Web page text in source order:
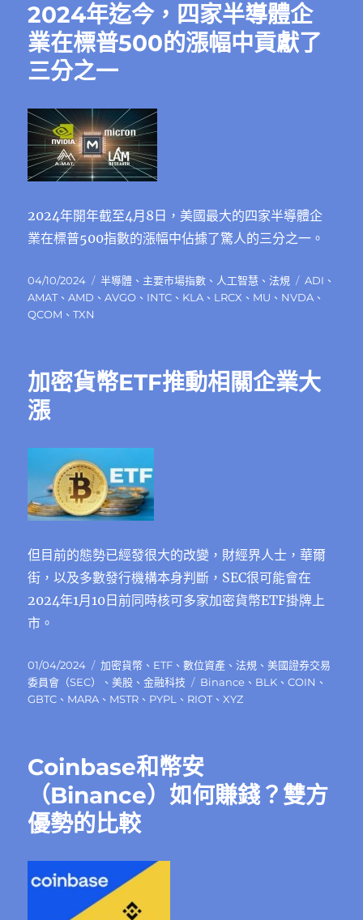
2024年迄今，四家半導體企
業在標普500的漲幅中貢獻了
三分之一
2024年開年截至4月8日，美國最大的四家半導體企
業在標普500指數的漲幅中佔據了驚人的三分之一。
發
佈
日
04/10/2024
分
類
半導體 、 主要市場指數 、 人工智慧 、法規
標
籤
ADI 、
AMAT、AMD 、AVGO 、 INTC 、 KLA 、 LRCX 、 MU 、 NVDA 、
QCOM 、TXN
加密貨幣ETF推動相關企業大
漲
但目前的態勢已經發很大的改變，財經界人士，華爾
街，以及多數發行機構本身判斷，SEC很可能會在
2024年1月10日前同時核可多家加密貨幣ETF掛牌上
市。
發
佈
日
01/04/2024
分
類
加密貨幣 、 ETF 、數位資產 、法規 、美國證券交易
委員會（SEC）
、美股 、金融科技
標
籤
Binance 、 BLK 、COIN 、
GBTC 、 MARA 、 MSTR 、 PYPL 、 RIOT、XYZ
Coinbase和幣安
（Binance）如何賺錢？雙方
優勢的比較